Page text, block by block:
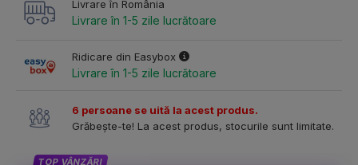
Livrare în România
Livrare în 1-5 zile lucrătoare
Ridicare din Easybox
Livrare în 1-5 zile lucrătoare
6 persoane se uită la acest produs.
Grăbește-te! La acest produs, stocurile sunt limitate.
TOP VÂNZĂRI